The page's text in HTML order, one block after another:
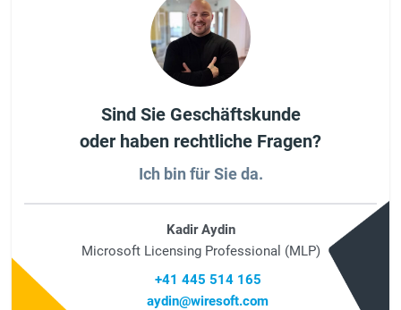
Sind Sie Geschäftskunde
oder haben rechtliche Fragen?
Ich bin für Sie da.
Kadir Aydin
Microsoft Licensing Professional (MLP)
+41 445 514 165
aydin@wiresoft.com